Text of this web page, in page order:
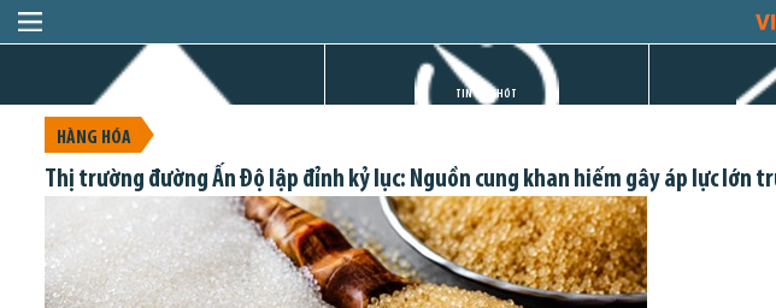
TIN GIỜ CHÓT
HÀNG HÓA
Thị trường đường Ấn Độ lập đỉnh kỷ lục: Nguồn cung khan hiếm gây áp lực lớn